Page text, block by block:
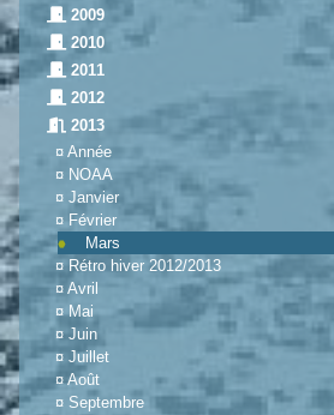
2009
2010
2011
2012
2013
¤ Année
¤ NOAA
¤ Janvier
¤ Février
Mars
¤ Rétro hiver 2012/2013
¤ Avril
¤Mai
¤ Juin
¤ Juillet
¤Août
¤ Septembre